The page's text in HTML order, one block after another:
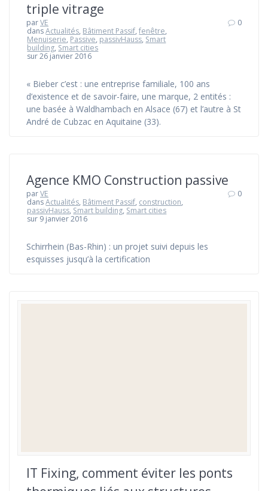
triple vitrage
parVE
dansActualités, Bâtiment Passif,fenêtre,
Menuiserie, Passive, passivHauss, Smart
building, Smart cities
sur 26 janvier 2016
0
« Bieber c’est : une entreprise familiale, 100 ans
d’existence et de savoir-faire, une marque, 2 entités :
une basée à Waldhambach en Alsace (67) et l’autre à St
André de Cubzac en Aquitaine (33).
Agence KMO Construction passive
parVE
dansActualités, Bâtiment Passif, construction,
passivHauss, Smart building, Smart cities
sur 9 janvier 2016
0
Schirrhein (Bas-Rhin) : un projet suivi depuis les
esquisses jusqu’à la certification
IT Fixing, comment éviter les ponts